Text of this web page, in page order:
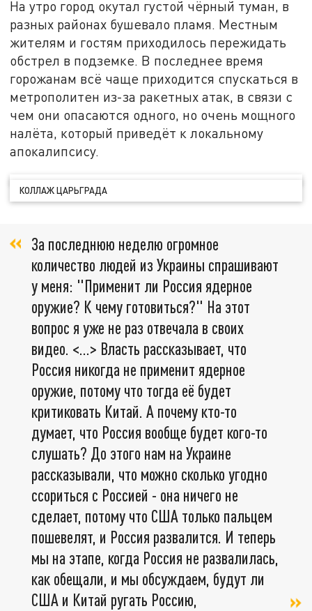
На утро город окутал густой чёрный туман, в
разных районах бушевало пламя. Местным
жителям и гостям приходилось пережидать
обстрел в подземке. В последнее время
горожанам всё чаще приходится спускаться в
метрополитен из-за ракетных атак, в связи с
чем они опасаются одного, но очень мощного
налёта, который приведёт к локальному
апокалипсису.
КОЛЛАЖ ЦАРЬГРАДА
За последнюю неделю огромное
количество людей из Украины спрашивают
у меня: "Применит ли Россия ядерное
оружие? К чему готовиться?" На этот
вопрос я уже не раз отвечала в своих
видео. <...> Власть рассказывает, что
Россия никогда не применит ядерное
оружие, потому что тогда её будет
критиковать Китай. А почему кто-то
думает, что Россия вообще будет кого-то
слушать? До этого нам на Украине
рассказывали, что можно сколько угодно
ссориться с Россией - она ничего не
сделает, потому что США только пальцем
пошевелят, и Россия развалится. И теперь
мы на этапе, когда Россия не развалилась,
как обещали, и мы обсуждаем, будут ли
США и Китай ругать Россию,